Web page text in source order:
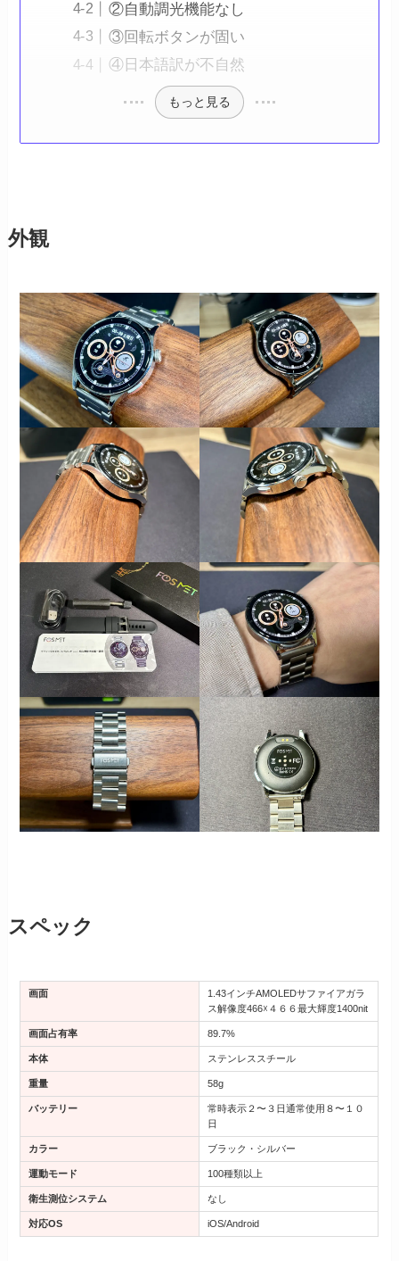
②自動調光機能なし
③回転ボタンが固い
④日本語訳が不自然
もっと見る
外観
スペック
画面
1.43インチAMOLEDサファイアガラ
ス解像度466☓４６６最大輝度1400nit
画面占有率 89.7%
本体 ステンレススチール
重量 58g
バッテリー
常時表示２〜３日通常使用８〜１０
日
カラー ブラック・シルバー
運動モード 100種類以上
衛生測位システム なし
対応OS iOS/Android